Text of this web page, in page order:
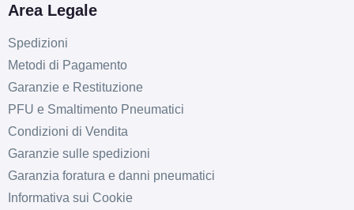
Area Legale
Spedizioni
Metodi di Pagamento
Garanzie e Restituzione
PFU e Smaltimento Pneumatici
Condizioni di Vendita
Garanzie sulle spedizioni
Garanzia foratura e danni pneumatici
Informativa sui Cookie